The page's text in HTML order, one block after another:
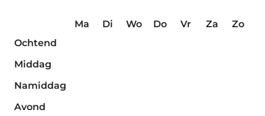
Ma Di Wo Do Vr Za
Zo
Ochtend
Middag
Namiddag
Avond